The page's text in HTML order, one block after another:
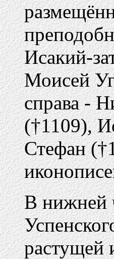
Исакий-
Моисей
справа -
(†1109),
Стефан
В нижней
растущей